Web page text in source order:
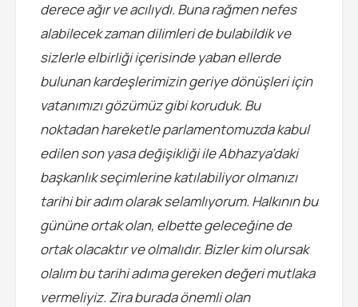
derece ağır ve acılıydı. Buna rağmen nefes
alabilecek zaman dilimleri de bulabildik ve
sizlerle elbirliği içerisinde yaban ellerde
bulunan kardeşlerimizin geriye dönüşleri için
vatanımızı gözümüz gibi koruduk. Bu
noktadan hareketle parlamentomuzda kabul
edilen son yasa değişikliği ile Abhazya’daki
başkanlık seçimlerine katılabiliyor olmanızı
tarihi bir adım olarak selamlıyorum. Halkının bu
gününe ortak olan, elbette geleceğine de
ortak olacaktır ve olmalıdır. Bizler kim olursak
olalım bu tarihi adıma gereken değeri mutlaka
vermeliyiz. Zira burada önemli olan